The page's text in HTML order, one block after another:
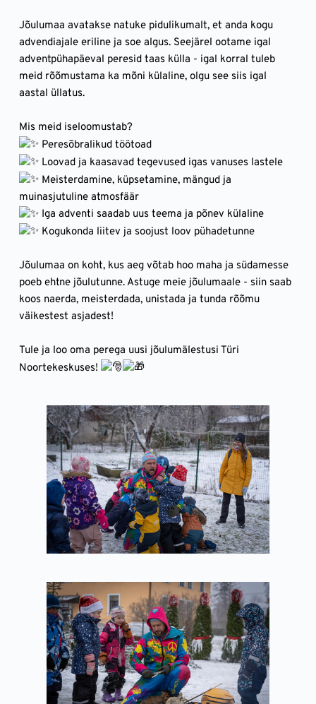
Jõulumaa avatakse natuke pidulikumalt, et anda kogu
advendiajale eriline ja soe algus. Seejärel ootame igal
adventpühapäeval peresid taas külla - igal korral tuleb
meid rõõmustama ka mõni külaline, olgu see siis igal
aastal üllatus.
Mis meid iseloomustab?
Peresõbralikud töötoad
Loovad ja kaasavad tegevused igas vanuses lastele
Meisterdamine, küpsetamine, mängud ja
muinasjutuline atmosfäär
Iga adventi saadab uus teema ja põnev külaline
Kogukonda liitev ja soojust loov pühadetunne
Jõulumaa on koht, kus aeg võtab hoo maha ja südamesse
poeb ehtne jõulutunne. Astuge meie jõulumaale - siin saab
koos naerda, meisterdada, unistada ja tunda rõõmu
väikestest asjadest!
Tule ja loo oma perega uusi jõulumälestusi Türi
Noortekeskuses!